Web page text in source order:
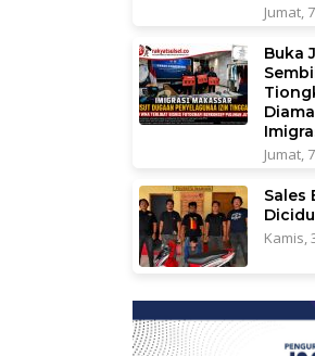
Jumat,
Buka
Jumat,
Sales
Kamis,